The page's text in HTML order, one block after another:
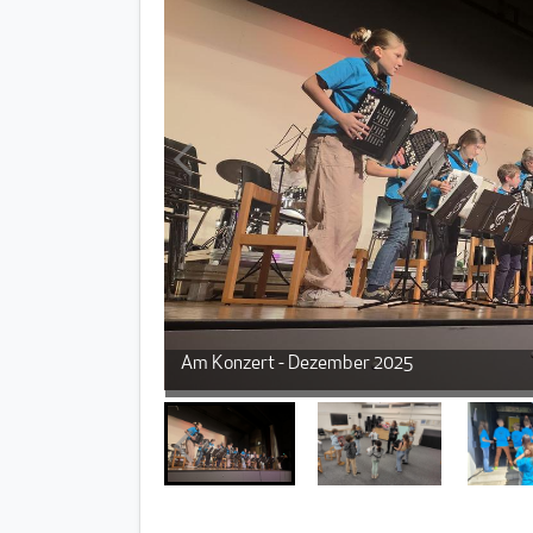
Am Konzert - Dezember 2025